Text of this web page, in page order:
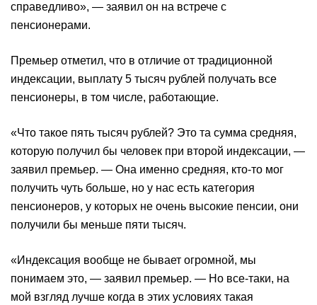
справедливо», — заявил он на встрече с
пенсионерами.
Премьер отметил, что в отличие от традиционной
индексации, выплату 5 тысяч рублей получать все
пенсионеры, в том числе, работающие.
«Что такое пять тысяч рублей? Это та сумма средняя,
которую получил бы человек при второй индексации, —
заявил премьер. — Она именно средняя, кто-то мог
получить чуть больше, но у нас есть категория
пенсионеров, у которых не очень высокие пенсии, они
получили бы меньше пяти тысяч.
«Индексация вообще не бывает огромной, мы
понимаем это, — заявил премьер. — Но все-таки, на
мой взгляд лучше когда в этих условиях такая